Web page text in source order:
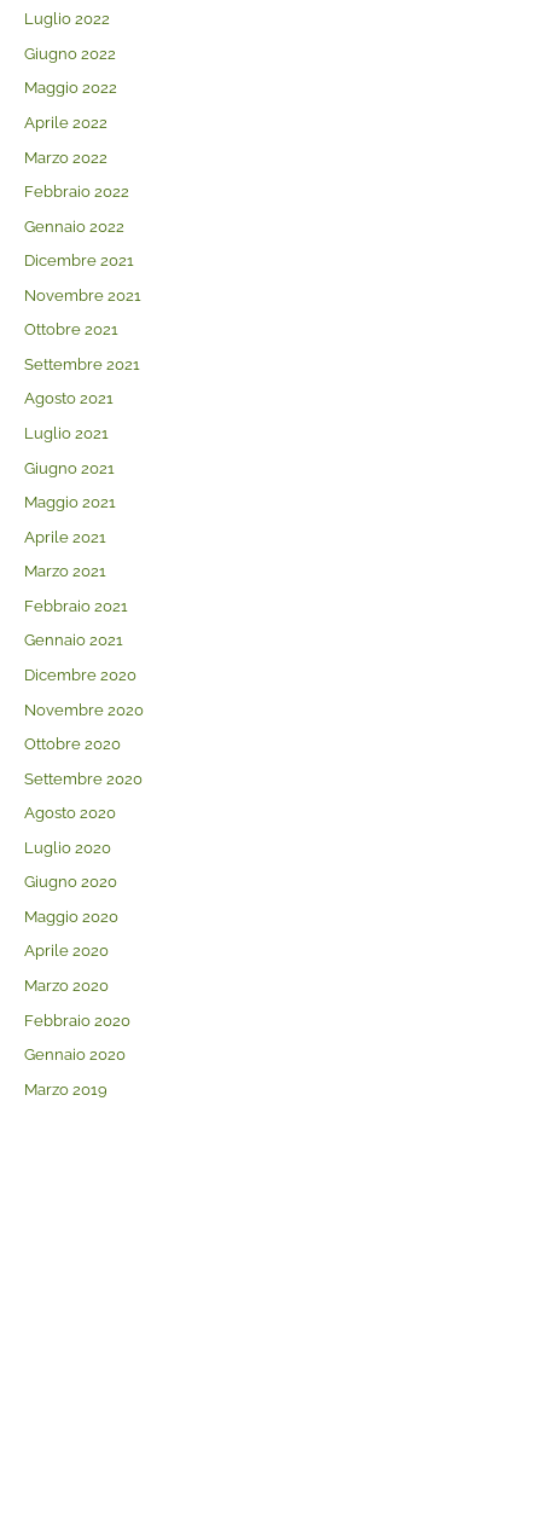
Luglio 2022
Giugno 2022
Maggio 2022
Aprile 2022
Marzo 2022
Febbraio 2022
Gennaio 2022
Dicembre 2021
Novembre 2021
Ottobre 2021
Settembre 2021
Agosto 2021
Luglio 2021
Giugno 2021
Maggio 2021
Aprile 2021
Marzo 2021
Febbraio 2021
Gennaio 2021
Dicembre 2020
Novembre 2020
Ottobre 2020
Settembre 2020
Agosto 2020
Luglio 2020
Giugno 2020
Maggio 2020
Aprile 2020
Marzo 2020
Febbraio 2020
Gennaio 2020
Marzo 2019